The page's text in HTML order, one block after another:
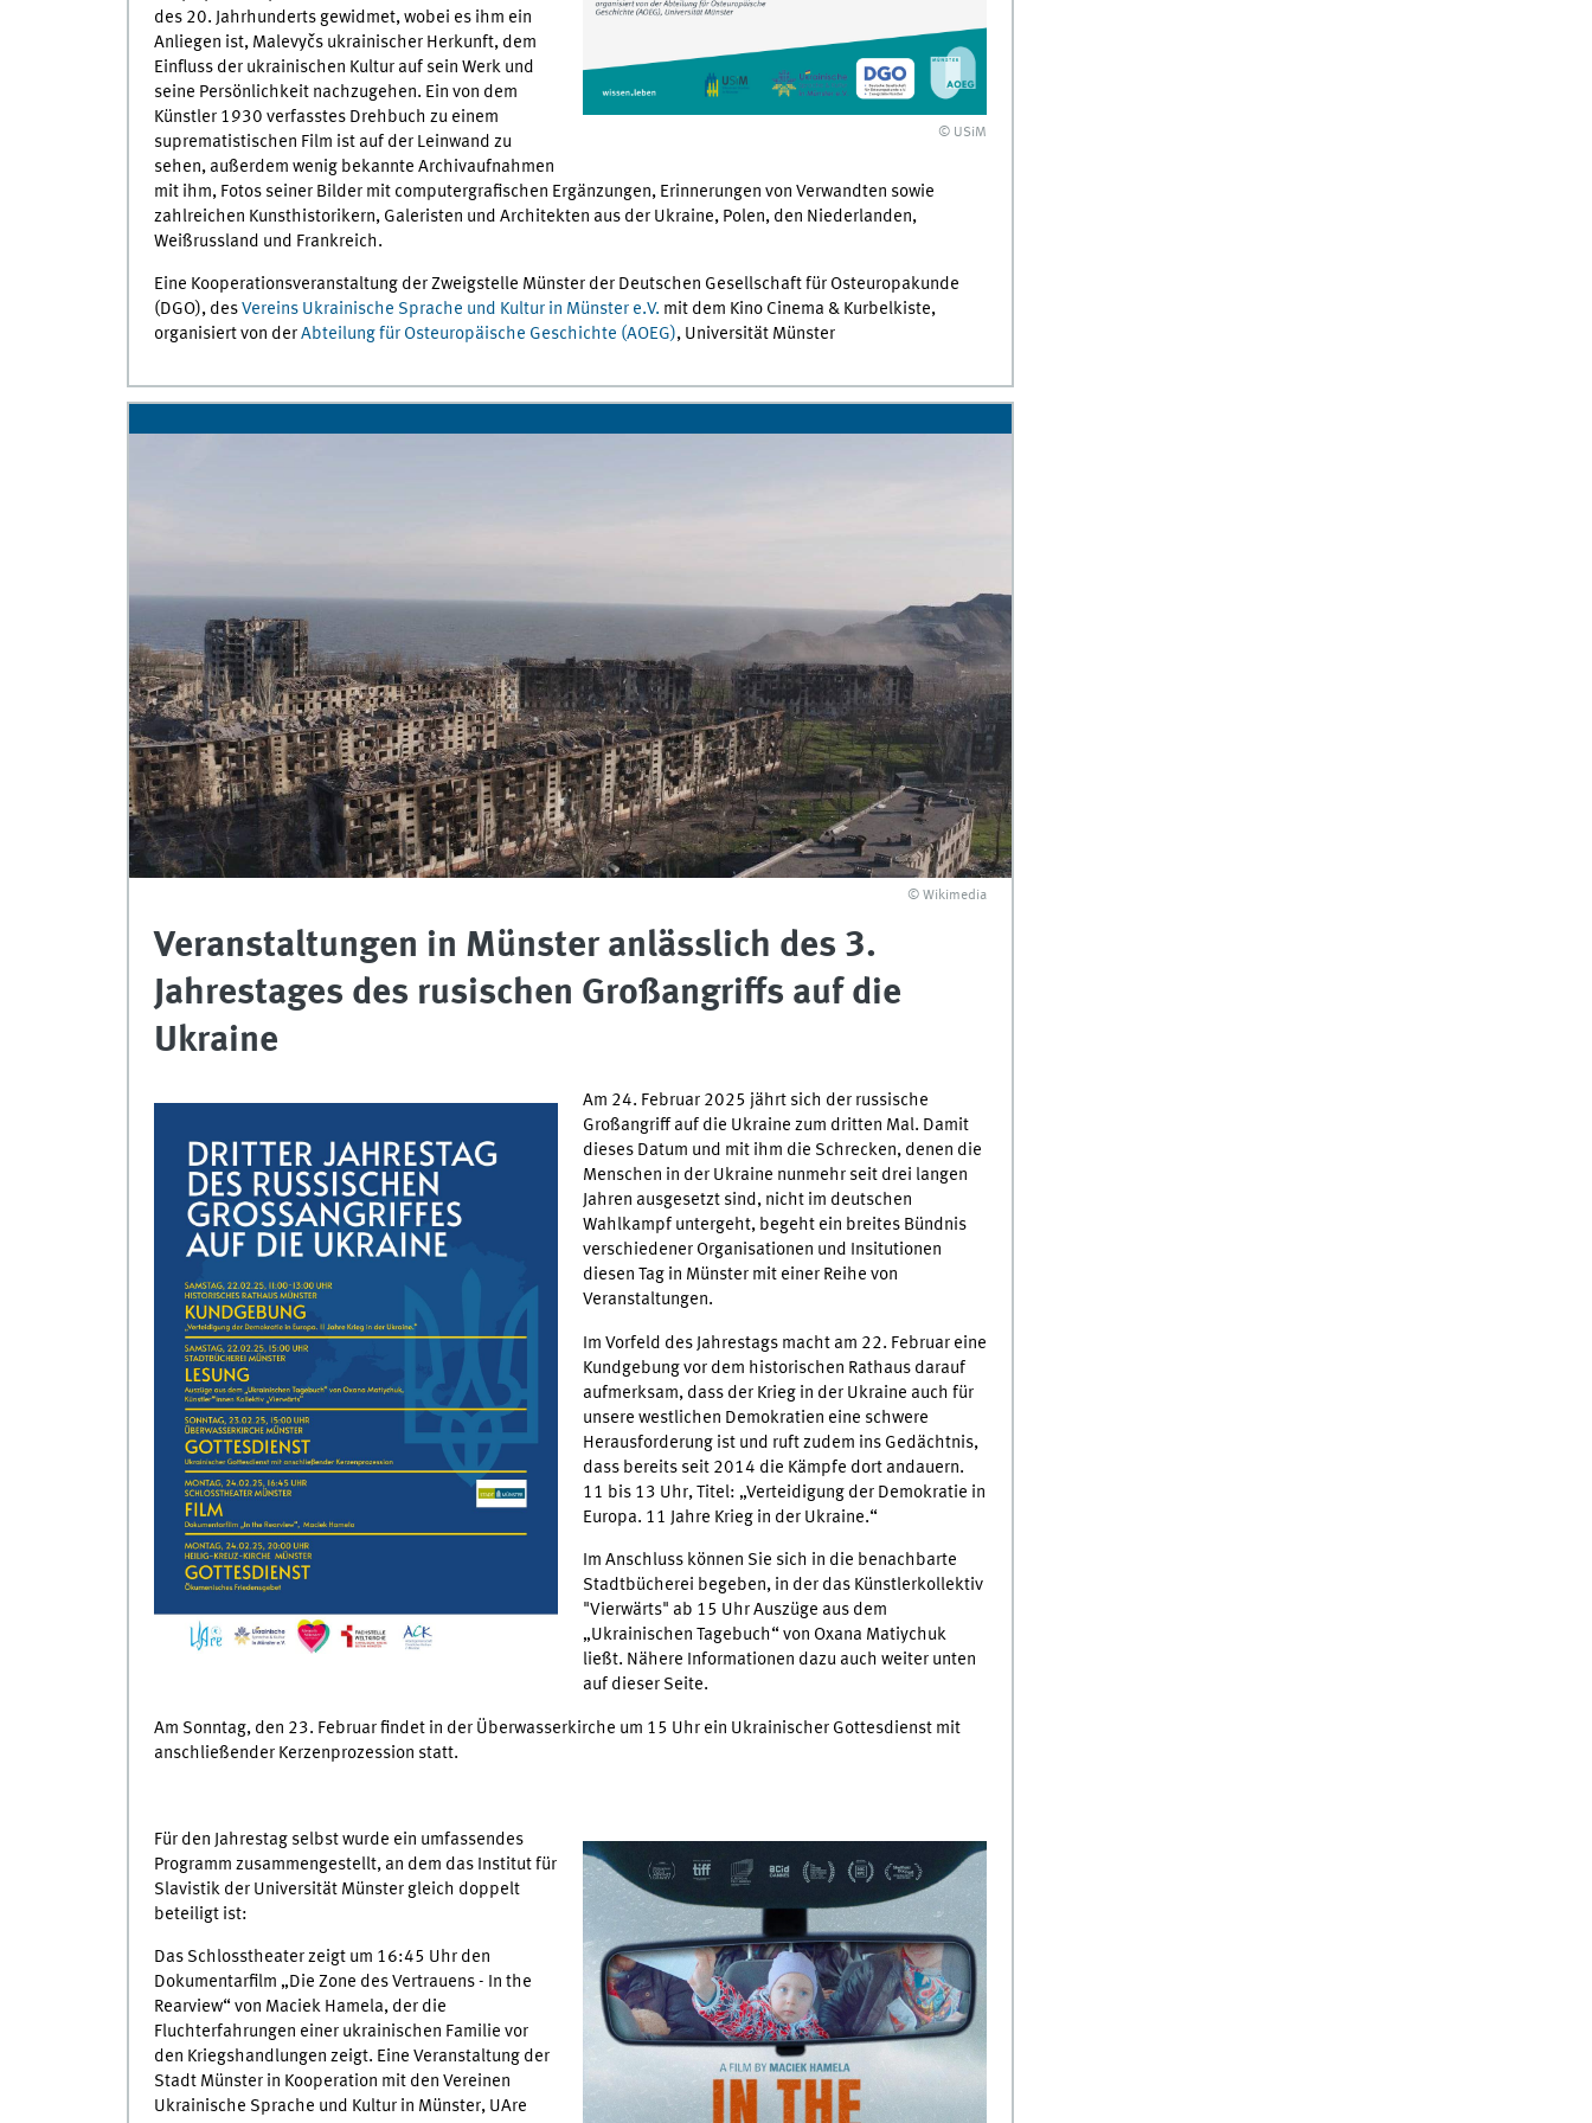
© USiM
des 20. Jahrhunderts gewidmet, wobei es ihm ein
Anliegen ist, Malevyčs ukrainischer Herkunft, dem
Einfluss der ukrainischen Kultur auf sein Werk und
seine Persönlichkeit nachzugehen. Ein von dem
Künstler 1930 verfasstes Drehbuch zu einem
suprematistischen Film ist auf der Leinwand zu
sehen, außerdem wenig bekannte Archivaufnahmen
mit ihm, Fotos seiner Bilder mit computergrafischen Ergänzungen, Erinnerungen von Verwandten sowie
zahlreichen Kunsthistorikern, Galeristen und Architekten aus der Ukraine, Polen, den Niederlanden,
Weißrussland und Frankreich.
Eine Kooperationsveranstaltung der Zweigstelle Münster der Deutschen Gesellschaft für Osteuropakunde
(DGO), desVereins Ukrainische Sprache und Kultur in Münster e.V. mit dem Kino Cinema & Kurbelkiste,
organisiert von derAbteilung für Osteuropäische Geschichte (AOEG), Universität Münster
© Wikimedia
Veranstaltungen in Münster anlässlich des 3.
Jahrestages des rusischen Großangriffs auf die
Ukraine
Am 24. Februar 2025 jährt sich der russische
Großangriff auf die Ukraine zum dritten Mal. Damit
dieses Datum und mit ihm die Schrecken, denen die
Menschen in der Ukraine nunmehr seit drei langen
Jahren ausgesetzt sind, nicht im deutschen
Wahlkampf untergeht, begeht ein breites Bündnis
verschiedener Organisationen und Insitutionen
diesen Tag in Münster mit einer Reihe von
Veranstaltungen.
Im Vorfeld des Jahrestags macht am 22. Februar eine
Kundgebung vor dem historischen Rathaus darauf
aufmerksam, dass der Krieg in der Ukraine auch für
unsere westlichen Demokratien eine schwere
Herausforderung ist und ruft zudem ins Gedächtnis,
dass bereits seit 2014 die Kämpfe dort andauern.
11 bis 13 Uhr, Titel: „Verteidigung der Demokratie in
Europa. 11 Jahre Krieg in der Ukraine.“
Im Anschluss können Sie sich in die benachbarte
Stadtbücherei begeben, in der das Künstlerkollektiv
"Vierwärts" ab 15 Uhr Auszüge aus dem
„Ukrainischen Tagebuch“ von Oxana Matiychuk
ließt. Nähere Informationen dazu auch weiter unten
auf dieser Seite.
Am Sonntag, den 23. Februar findet in der Überwasserkirche um 15 Uhr ein Ukrainischer Gottesdienst mit
anschließender Kerzenprozession statt.
Für den Jahrestag selbst wurde ein umfassendes
Programm zusammengestellt, an dem das Institut für
Slavistik der Universität Münster gleich doppelt
beteiligt ist:
Das Schlosstheater zeigt um 16:45 Uhr den
Dokumentarfilm „Die Zone des Vertrauens - In the
Rearview“ von Maciek Hamela, der die
Fluchterfahrungen einer ukrainischen Familie vor
den Kriegshandlungen zeigt. Eine Veranstaltung der
Stadt Münster in Kooperation mit den Vereinen
Ukrainische Sprache und Kultur in Münster, UAre